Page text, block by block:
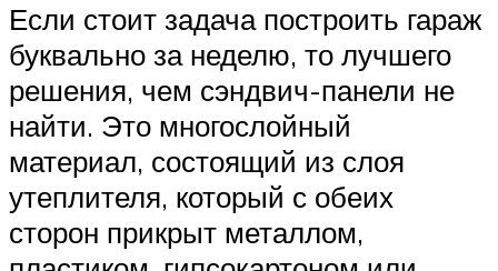
Если стоит задача построить гараж
буквально за неделю, то лучшего
решения, чем сэндвич-панели не
найти. Это многослойный
материал, состоящий из слоя
утеплителя, который с обеих
сторон прикрыт металлом,